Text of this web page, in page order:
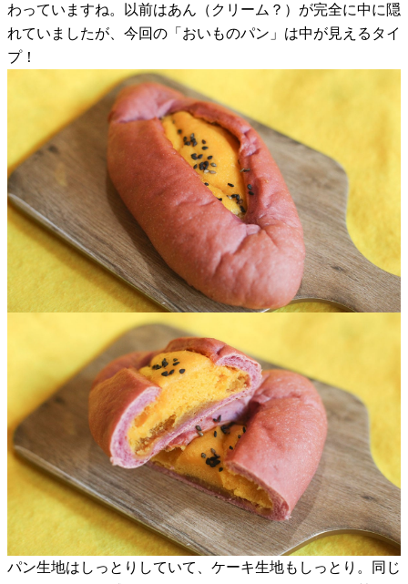
わっていますね。以前はあん（クリーム？）が完全に中に隠
れていましたが、今回の「おいものパン」は中が見えるタイ
プ！
パン生地はしっとりしていて、ケーキ生地もしっとり。同じ